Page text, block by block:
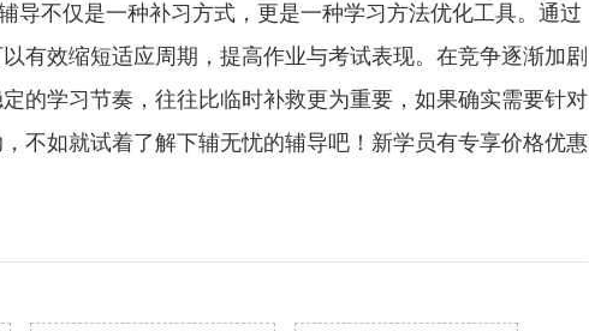
不仅是一种补习方式，更是一种学习方法优化工具。通过
有效缩短适应周期，提高作业与考试表现。在竞争逐渐加剧
的学习节奏，往往比临时补救更为重要，如果确实需要针对
不如就试着了解下辅无忧的辅导吧！新学员有专享价格优惠